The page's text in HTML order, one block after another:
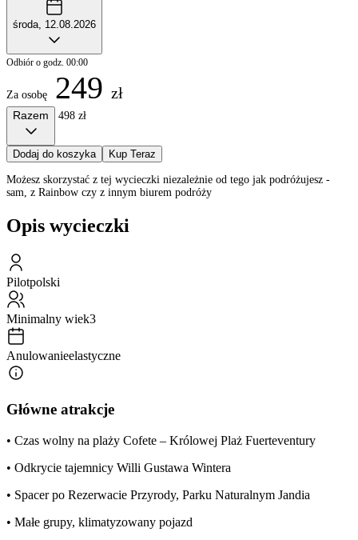
środa, 12.08.2026
Odbiór o godz. 00:00
Za osobę 249 zł
Razem 498 zł
Dodaj do koszyka Kup Teraz
Możesz skorzystać z tej wycieczki niezależnie od tego jak podróżujesz -
sam, z Rainbow czy z innym biurem podróży
Opis wycieczki
Pilotpolski
Minimalny wiek3
Anulowanieelastyczne
Główne atrakcje
• Czas wolny na plaży Cofete – Królowej Plaż Fuerteventury
• Odkrycie tajemnicy Willi Gustawa Wintera
• Spacer po Rezerwacie Przyrody, Parku Naturalnym Jandia
• Małe grupy, klimatyzowany pojazd